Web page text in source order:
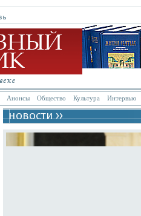
Анонсы Общество Культура Интервью